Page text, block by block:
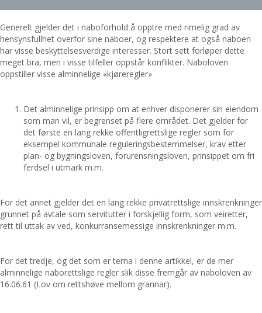
Generelt gjelder det i naboforhold å opptre med rimelig grad av
hensynsfullhet overfor sine naboer, og respektere at også naboen
har visse beskyttelsesverdige interesser. Stort sett forløper dette
meget bra, men i visse tilfeller oppstår konflikter. Naboloven
oppstiller visse alminnelige «kjøreregler»
Det alminnelige prinsipp om at enhver disponerer sin eiendom
som man vil, er begrenset på flere området. Det gjelder for
det første en lang rekke offentligrettslige regler som for
eksempel kommunale reguleringsbestemmelser, krav etter
plan- og bygningsloven, forurensningsloven, prinsippet om fri
ferdsel i utmark m.m.
For det annet gjelder det en lang rekke privatrettslige innskrenkninger
grunnet på avtale som servitutter i forskjellig form, som veiretter,
rett til uttak av ved, konkurransemessige innskrenkninger m.m.
For det tredje, og det som er tema i denne artikkel, er de mer
alminnelige naborettslige regler slik disse fremgår av naboloven av
16.06.61 (Lov om rettshøve mellom grannar).